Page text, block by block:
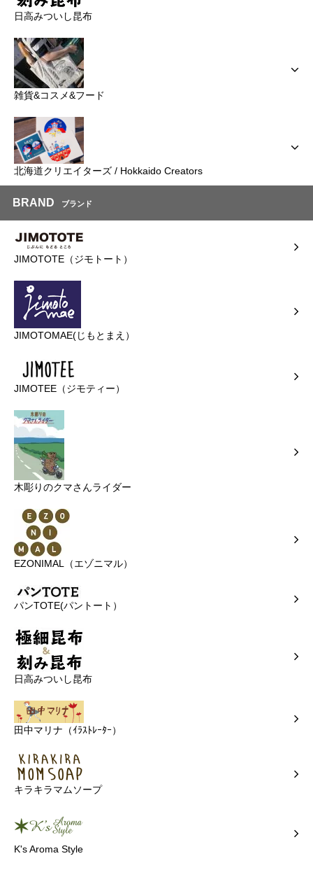
日高みついし昆布
雑貨&コスメ&フード
北海道クリエイターズ / Hokkaido Creators
BRAND ブランド
JIMOTOTE（ジモトート）
JIMOTOMAE(じもとまえ）
JIMOTEE（ジモティー）
木彫りのクマさんライダー
EZONIMAL（エゾニマル）
パンTOTE(パントート）
日高みついし昆布
田中マリナ（ｲﾗｽﾄﾚｰﾀｰ）
キラキラマムソープ
K's Aroma Style